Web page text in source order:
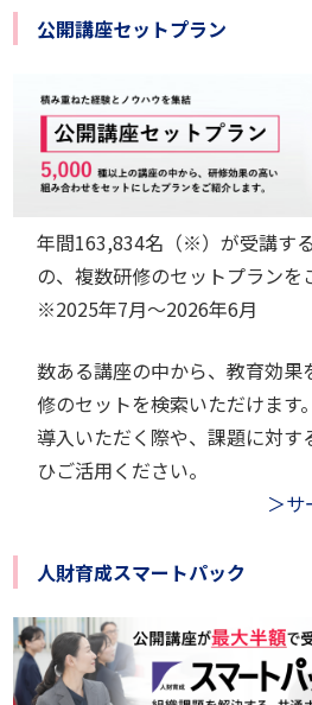
公開講座セットプラン
年間163,834名（※）が受講す
の、複数研修のセットプランを
※2025年7月～2026年6月
数ある講座の中から、教育効果
修のセットを検索いただけます
導入いただく際や、課題に対す
ひご活用ください。
＞サ
人財育成スマートパック